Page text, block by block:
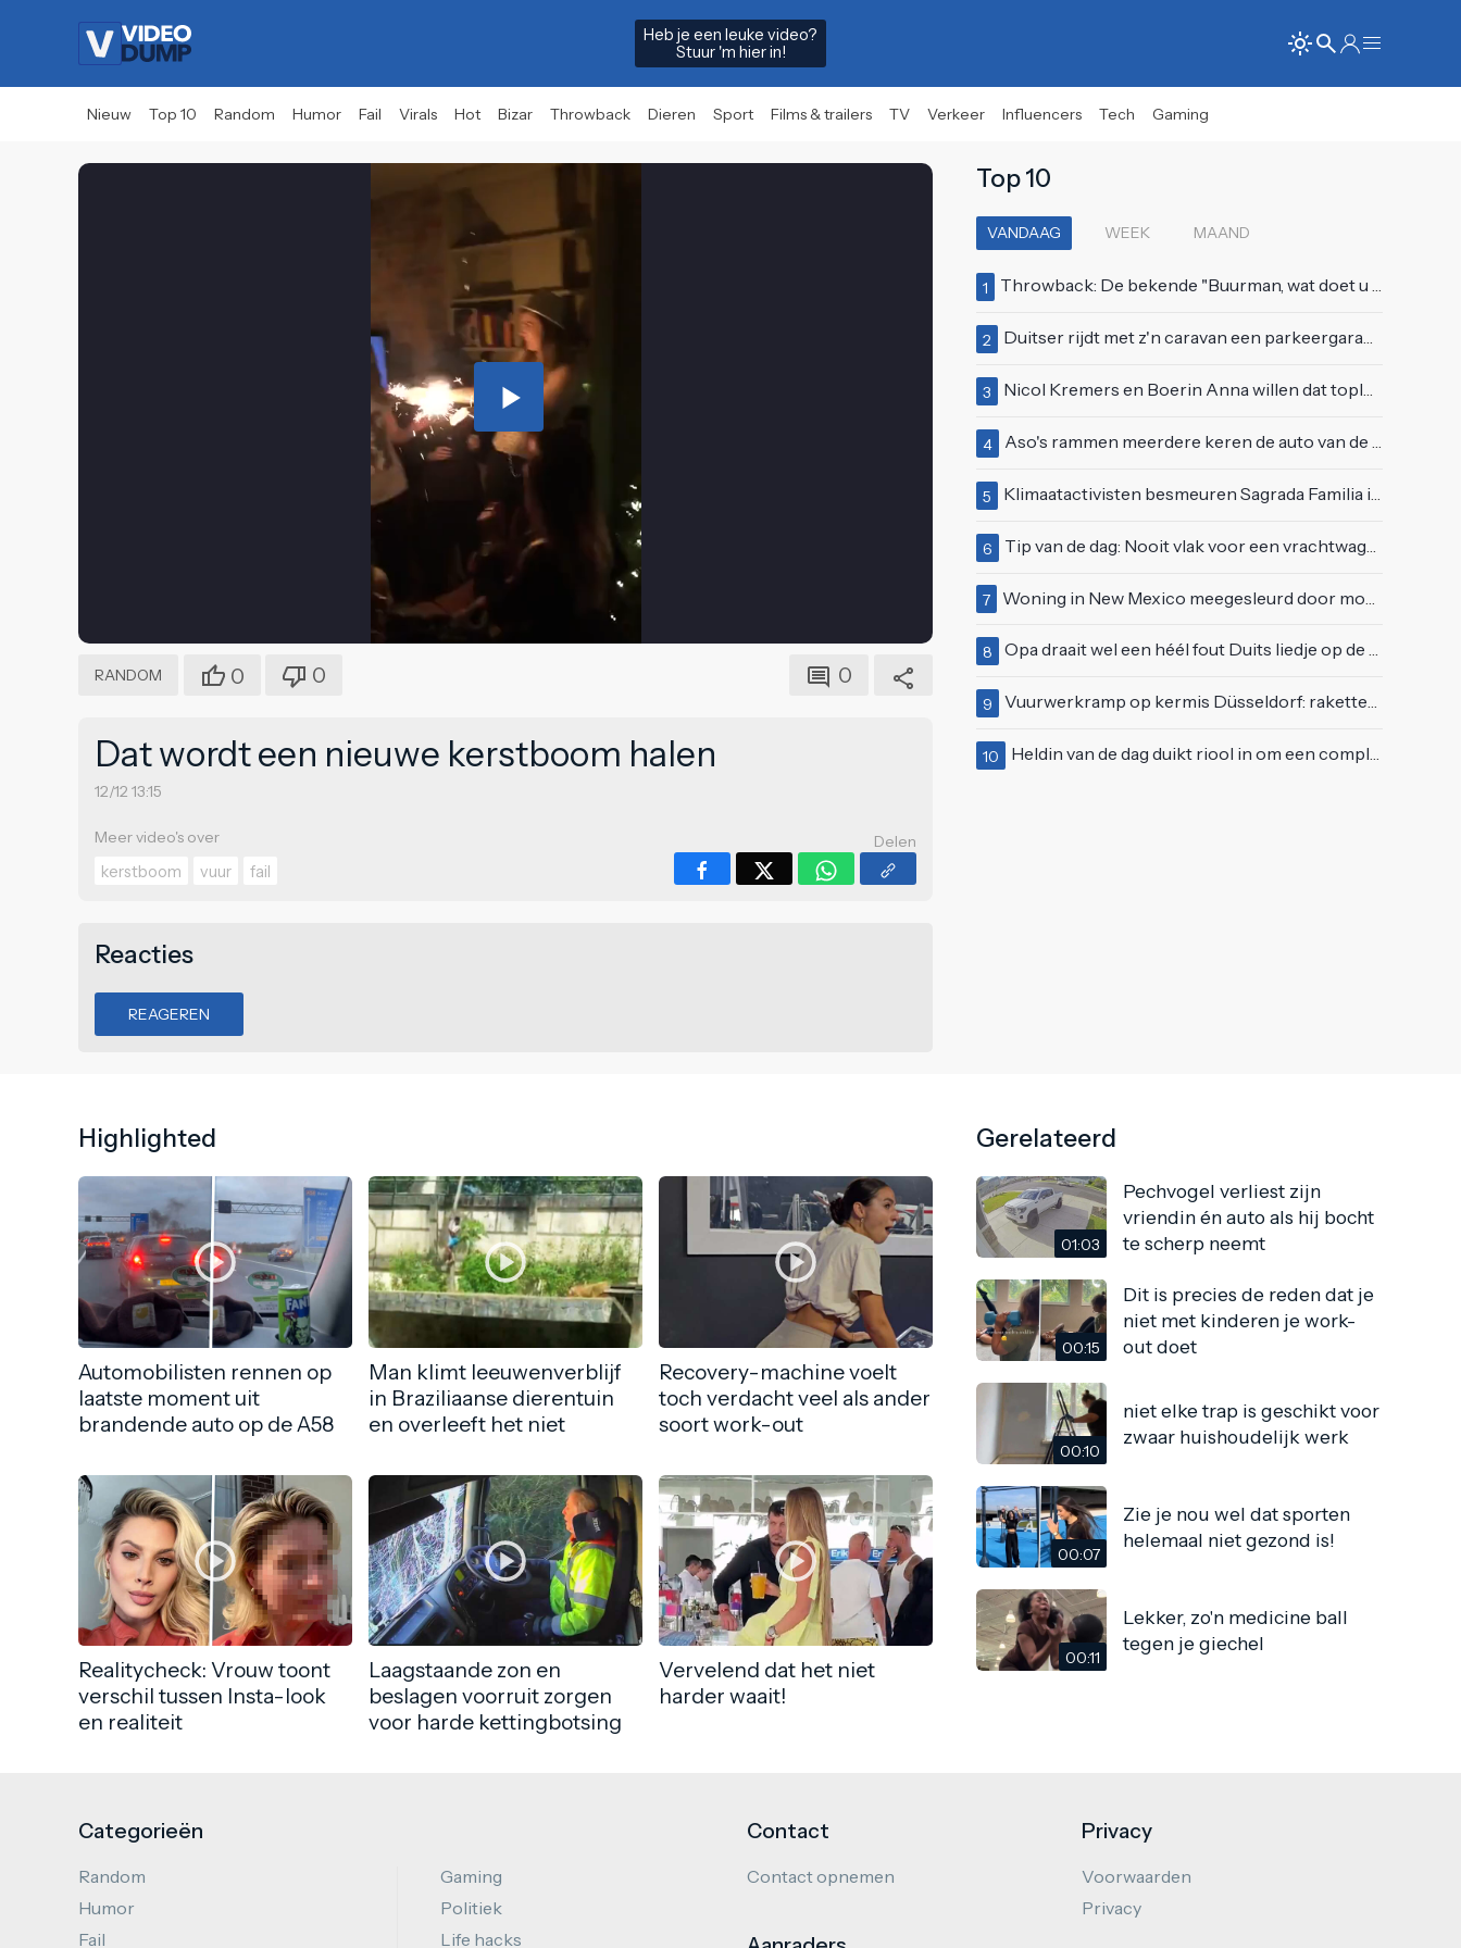
Heb je een leuke video?
Stuur 'm hier in!
Nieuw Top 10 Random Humor Fail Virals Hot Bizar Throwback Dieren Sport Films & trailers TV Verkeer Influencers Tech Gaming
Play
Video
RANDOM 0 0 0
Dat wordt een nieuwe kerstboom halen
12/12 13:15
Meer video's over
kerstboom
vuur fail
Delen
Reacties
REAGEREN
Top 10
VANDAAG WEEK MAAND
1 Throwback: De bekende "Buurman, wat doet u nu?"-scène uit Flodder met Tatjana Šimić
2 Duitser rijdt met z'n caravan een parkeergarage in Vlissingen binnen
3 Nicol Kremers en Boerin Anna willen dat topless zonnen geen taboe meer is
4 Aso's rammen meerdere keren de auto van de buren, maar doen alsof er niets gebeurd is
5 Klimaatactivisten besmeuren Sagrada Familia in Barcelona met lading verf
6 Tip van de dag: Nooit vlak voor een vrachtwagen invoegen
7 Woning in New Mexico meegesleurd door modderstroom
8 Opa draait wel een héél fout Duits liedje op de markt van Emmen
9 Vuurwerkramp op kermis Düsseldorf: raketten schieten het publiek in
10 Heldin van de dag duikt riool in om een complete eendenfamilie te redden
Highlighted
Automobilisten rennen op
laatste moment uit
brandende auto op de A58
Man klimt leeuwenverblijf
in Braziliaanse dierentuin
en overleeft het niet
Recovery-machine voelt
toch verdacht veel als ander
soort work-out
Realitycheck: Vrouw toont
verschil tussen Insta-look
en realiteit
Laagstaande zon en
beslagen voorruit zorgen
voor harde kettingbotsing
Vervelend dat het niet
harder waait!
Gerelateerd
01:03
Pechvogel verliest zijn
vriendin én auto als hij bocht
te scherp neemt
00:15
Dit is precies de reden dat je
niet met kinderen je work-
out doet
00:10
niet elke trap is geschikt voor
zwaar huishoudelijk werk
00:07
Zie je nou wel dat sporten
helemaal niet gezond is!
00:11
Lekker, zo'n medicine ball
tegen je giechel
Categorieën
Random
Humor
Fail
Gaming
Politiek
Life hacks
Contact
Contact opnemen
Privacy
Voorwaarden
Privacy